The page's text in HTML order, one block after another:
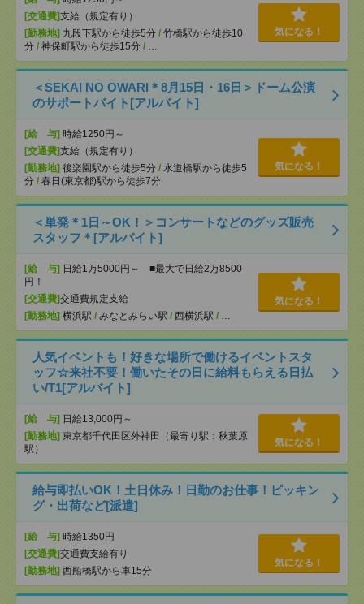
[交通費]支給（規定有り）
[勤務地] 九段下駅から徒歩5分 / 竹橋駅から徒歩10
分 / 神保町駅から徒歩15分 / …
気になる！
＜SEKAI NO OWARI＊8月15日・16日＞ドーム公演
のサポートバイト[アルバイト]
[給 与] 時給1250円～
[交通費]支給（規定有り）
[勤務地] 後楽園駅から徒歩5分 / 水道橋駅から徒歩5
分 / 春日(東京都)駅から徒歩7分
気になる！
＜単発＊1日～OK！＞コンサートなどのグッズ販売
スタッフ＊[アルバイト]
[給 与] 日給1万5000円～ ■最大で日給2万8500
円！
[交通費]交通費規定支給
[勤務地] 横浜駅 / みなとみらい駅 / 西横浜駅 / …
気になる！
人気イベントも！好きな場所で働けるイベントスタ
ッフ☆来社不要！働いたその日に給料もらえる日払
い/T1[アルバイト]
[給 与] 日給13,000円～
[勤務地] 東京都千代田区外神田（最寄り駅：秋葉原
駅）
気になる！
給与即払いOK！土日休み！日勤のお仕事！ピッキン
グ・出荷など[派遣]
[給 与] 時給1350円
[交通費]交通費支給有り
[勤務地] 西船橋駅から車15分
気になる！